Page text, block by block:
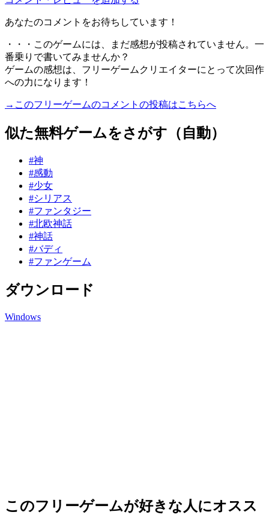
あなたのコメントをお待ちしています！
・・・このゲームには、まだ感想が投稿されていません。一
番乗りで書いてみませんか？
ゲームの感想は、フリーゲームクリエイターにとって次回作
への力になります！
→このフリーゲームのコメントの投稿はこちらへ
似た無料ゲームをさがす（自動）
#神
#感動
#少女
#シリアス
#ファンタジー
#北欧神話
#神話
#バディ
#ファンゲーム
ダウンロード
Windows
このフリーゲームが好きな人にオスス